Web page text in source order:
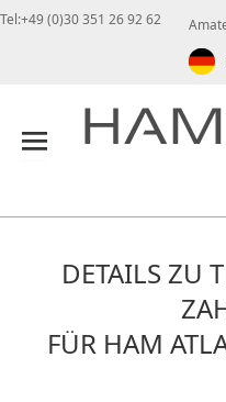
Tel:+49 (0)30 351 26 92 62
DETAILS ZU
FÜR HAM